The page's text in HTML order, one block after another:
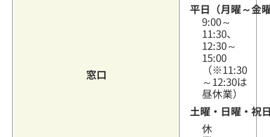
窓口
平日（月曜～金
9:00～
11:30、
12:30～
15:00
（※11:30
～12:30は
昼休業）
土曜・日曜・祝
休